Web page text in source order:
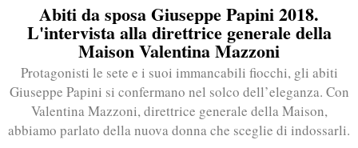
Abiti da sposa Giuseppe Papini 2018.
L'intervista alla direttrice generale della
Maison Valentina Mazzoni
Protagonisti le sete e i suoi immancabili fiocchi, gli abiti
Giuseppe Papini si confermano nel solco dell’eleganza. Con
Valentina Mazzoni, direttrice generale della Maison,
abbiamo parlato della nuova donna che sceglie di indossarli.